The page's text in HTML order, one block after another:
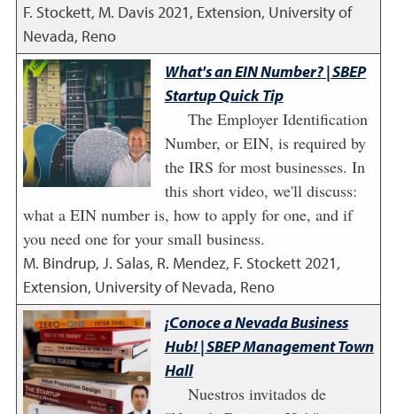
F. Stockett, M. Davis2021, Extension, University of
Nevada, Reno
What's an EIN Number? | SBEP
Startup Quick Tip
The Employer Identification
Number, or EIN, is required by
the IRS for most businesses. In
this short video, we'll discuss:
what a EIN number is, how to apply for one, and if
you need one for your small business.
M. Bindrup, J. Salas, R. Mendez, F. Stockett2021,
Extension, University of Nevada, Reno
¡Conoce a Nevada Business
Hub! | SBEP Management Town
Hall
Nuestros invitados de